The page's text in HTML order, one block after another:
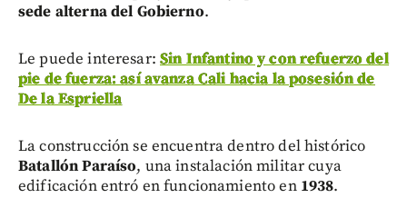
sede alterna del Gobierno.
Le puede interesar: Sin Infantino y con refuerzo del
pie de fuerza: así avanza Cali hacia la posesión de
De la Espriella
La construcción se encuentra dentro del histórico
Batallón Paraíso, una instalación militar cuya
edificación entró en funcionamiento en 1938.